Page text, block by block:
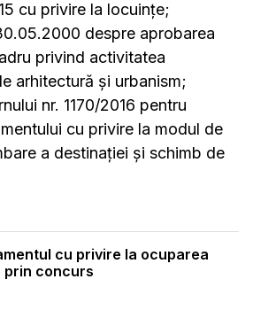
cu privire la locuințe;
despre aprobarea
privind activitatea
arhitectură și urbanism;
nr. 1170/2016 pentru
cu privire la modul de
a destinației și schimb de
cu privire la ocuparea
concurs